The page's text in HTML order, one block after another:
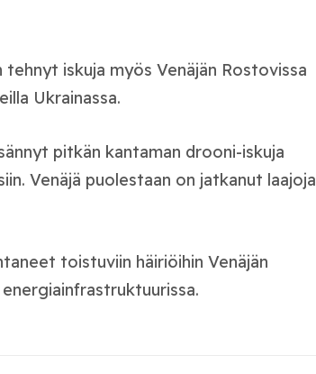
tehnyt iskuja myös Venäjän Rostovissa
Ukrainassa.
pitkän kantaman drooni-iskuja
Venäjä puolestaan on jatkanut laajoja
toistuviin häiriöihin Venäjän